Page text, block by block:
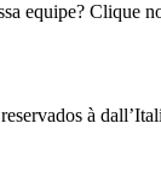
equipe? Clique
à